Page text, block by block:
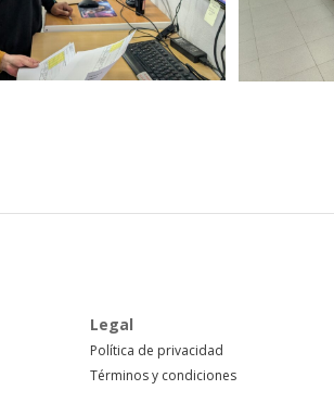
Legal
Política de privacidad
Términos y condiciones